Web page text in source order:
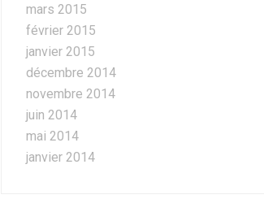
mars 2015
février 2015
janvier 2015
décembre 2014
novembre 2014
juin 2014
mai 2014
janvier 2014